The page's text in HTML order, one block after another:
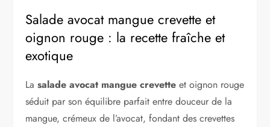
Salade avocat mangue crevette et
oignon rouge : la recette fraîche et
exotique
Lasalade avocat mangue crevette et oignon rouge
séduit par son équilibre parfait entre douceur de la
mangue, crémeux de l’avocat, fondant des crevettes